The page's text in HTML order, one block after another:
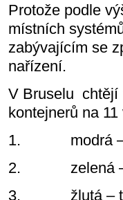
Protože podle
místních
zabývajícím se
nařízení.
V Bruselu chtějí
kontejnerů na
1.
modrá
2.
zelená
3.
žlutá –